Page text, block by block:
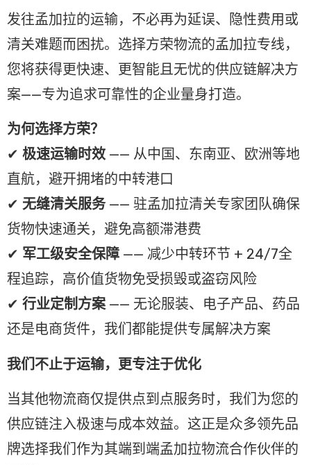
发往孟加拉的运输，不必再为延误、隐性费用或
清关难题而困扰。选择方荣物流的孟加拉专线，
您将获得更快速、更智能且无忧的供应链解决方
案——专为追求可靠性的企业量身打造。
为何选择方荣？
✔ 极速运输时效—— 从中国、东南亚、欧洲等地
直航，避开拥堵的中转港口
✔ 无缝清关服务—— 驻孟加拉清关专家团队确保
货物快速通关，避免高额滞港费
✔ 军工级安全保障 —— 减少中转环节 + 24/7全
程追踪，高价值货物免受损毁或盗窃风险
✔ 行业定制方案—— 无论服装、电子产品、药品
还是电商货件，我们都能提供专属解决方案
我们不止于运输，更专注于优化
当其他物流商仅提供点到点服务时，我们为您的
供应链注入极速与成本效益。这正是众多领先品
牌选择我们作为其端到端孟加拉物流合作伙伴的